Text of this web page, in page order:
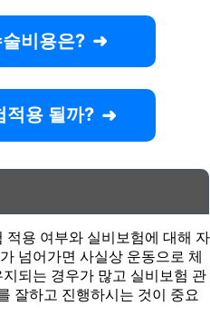
비용은?
적용 될까?
적용 여부와 실비보험에 대해 자
넘어가면 사실상 운동으로 체
되는 경우가 많고 실비보험 관
잘하고 진행하시는 것이 중요